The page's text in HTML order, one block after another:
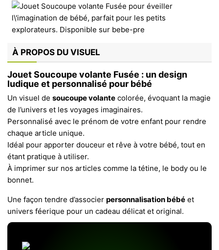
À PROPOS DU VISUEL
Jouet Soucoupe volante Fusée : un design
ludique et personnalisé pour bébé
Un visuel de soucoupe volante colorée, évoquant la magie
de l’univers et les voyages imaginaires.
Personnalisé avec le prénom de votre enfant pour rendre
chaque article unique.
Idéal pour apporter douceur et rêve à votre bébé, tout en
étant pratique à utiliser.
À imprimer sur nos articles comme la tétine, le body ou le
bonnet.
Une façon tendre d’associer personnalisation bébé et
univers féerique pour un cadeau délicat et original.